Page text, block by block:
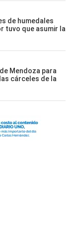
de humedales
tuvo que asumir la
Mendoza para
cárceles de la